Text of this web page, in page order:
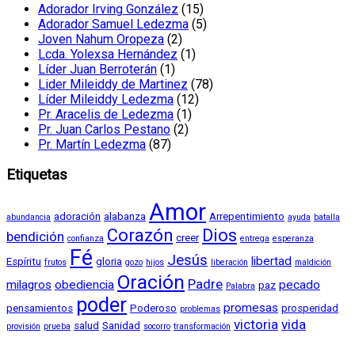
Adorador Irving González (15)
Adorador Samuel Ledezma (5)
Joven Nahum Oropeza (2)
Lcda. Yolexsa Hernández (1)
Líder Juan Berroterán (1)
Lider Mileiddy de Martinez (78)
Líder Mileiddy Ledezma (12)
Pr. Aracelis de Ledezma (1)
Pr. Juan Carlos Pestano (2)
Pr. Martín Ledezma (87)
Etiquetas
abundancia adoración alabanza Amor Arrepentimiento ayuda batalla
bendición confianza Corazón creer Dios entrega esperanza
Espíritu frutos Fé gloria gozo hijos Jesús liberación libertad maldición
milagros obediencia Oración Padre Palabra paz pecado
pensamientos poder Poderoso problemas promesas prosperidad
provisión prueba salud Sanidad socorro transformación victoria vida